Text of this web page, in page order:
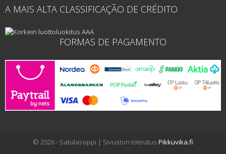
A MAIS ALTA CLASSIFICAÇÃO DE CRÉDITO
FORMAS DE PAGAMENTO
© 2026 - Satulasoppi | Sivuston toteutus Pikkuvika.fi